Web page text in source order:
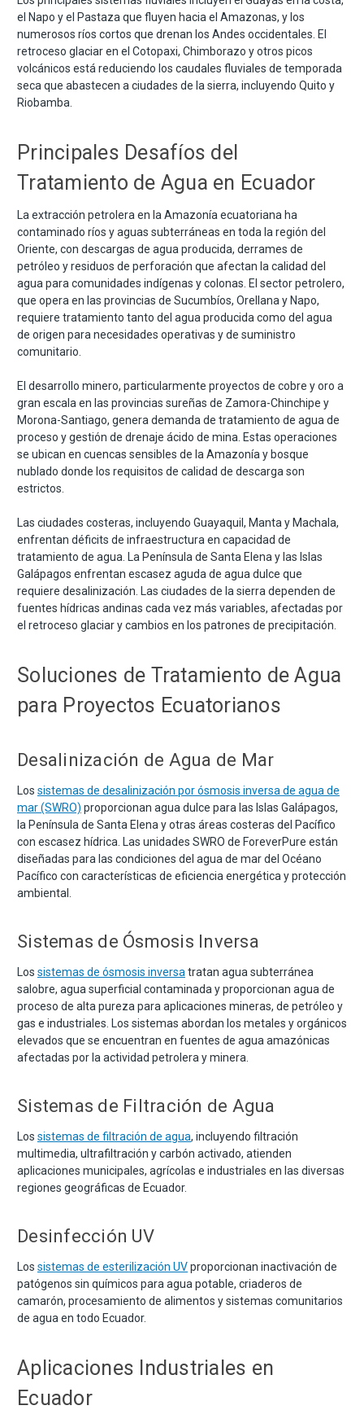
el Napo y el Pastaza que fluyen hacia el Amazonas, y los
numerosos ríos cortos que drenan los Andes occidentales. El
retroceso glaciar en el Cotopaxi, Chimborazo y otros picos
volcánicos está reduciendo los caudales fluviales de temporada
seca que abastecen a ciudades de la sierra, incluyendo Quito y
Riobamba.
Principales Desafíos del
Tratamiento de Agua en Ecuador
La extracción petrolera en la Amazonía ecuatoriana ha
contaminado ríos y aguas subterráneas en toda la región del
Oriente, con descargas de agua producida, derrames de
petróleo y residuos de perforación que afectan la calidad del
agua para comunidades indígenas y colonas. El sector petrolero,
que opera en las provincias de Sucumbíos, Orellana y Napo,
requiere tratamiento tanto del agua producida como del agua
de origen para necesidades operativas y de suministro
comunitario.
El desarrollo minero, particularmente proyectos de cobre y oro a
gran escala en las provincias sureñas de Zamora-Chinchipe y
Morona-Santiago, genera demanda de tratamiento de agua de
proceso y gestión de drenaje ácido de mina. Estas operaciones
se ubican en cuencas sensibles de la Amazonía y bosque
nublado donde los requisitos de calidad de descarga son
estrictos.
Las ciudades costeras, incluyendo Guayaquil, Manta y Machala,
enfrentan déficits de infraestructura en capacidad de
tratamiento de agua. La Península de Santa Elena y las Islas
Galápagos enfrentan escasez aguda de agua dulce que
requiere desalinización. Las ciudades de la sierra dependen de
fuentes hídricas andinas cada vez más variables, afectadas por
el retroceso glaciar y cambios en los patrones de precipitación.
Soluciones de Tratamiento de Agua
para Proyectos Ecuatorianos
Desalinización de Agua de Mar
Los sistemas de desalinización por ósmosis inversa de agua de
mar (SWRO) proporcionan agua dulce para las Islas Galápagos,
la Península de Santa Elena y otras áreas costeras del Pacífico
con escasez hídrica. Las unidades SWRO de ForeverPure están
diseñadas para las condiciones del agua de mar del Océano
Pacífico con características de eficiencia energética y protección
ambiental.
Sistemas de Ósmosis Inversa
Los sistemas de ósmosis inversa tratan agua subterránea
salobre, agua superficial contaminada y proporcionan agua de
proceso de alta pureza para aplicaciones mineras, de petróleo y
gas e industriales. Los sistemas abordan los metales y orgánicos
elevados que se encuentran en fuentes de agua amazónicas
afectadas por la actividad petrolera y minera.
Sistemas de Filtración de Agua
Los sistemas de filtración de agua, incluyendo filtración
multimedia, ultrafiltración y carbón activado, atienden
aplicaciones municipales, agrícolas e industriales en las diversas
regiones geográficas de Ecuador.
Desinfección UV
Los sistemas de esterilización UVproporcionan inactivación de
patógenos sin químicos para agua potable, criaderos de
camarón, procesamiento de alimentos y sistemas comunitarios
de agua en todo Ecuador.
Aplicaciones Industriales en
Ecuador